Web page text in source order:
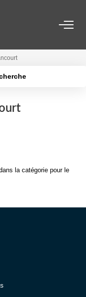
la catégorie pour le